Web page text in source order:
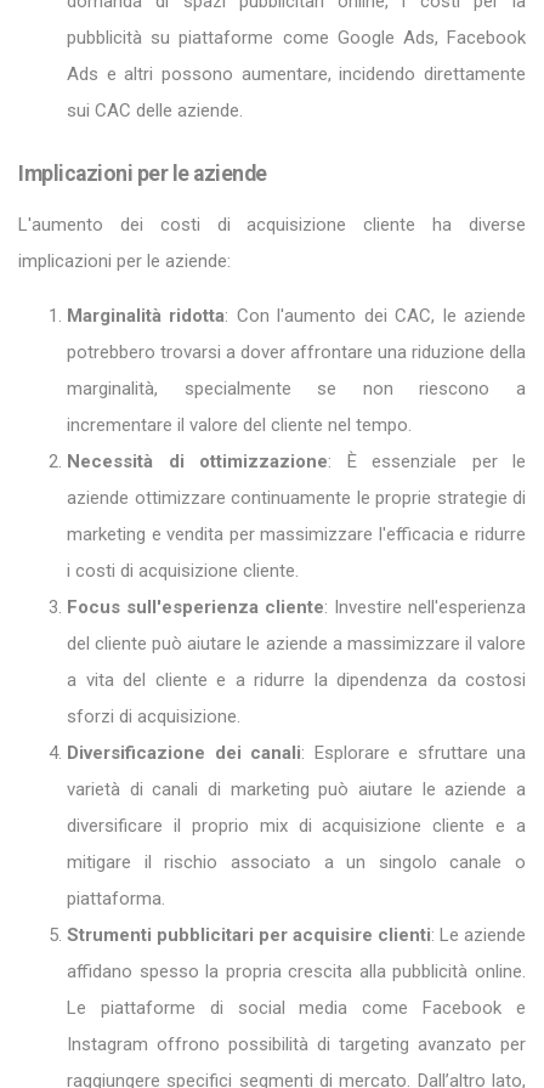
pubblicità su piattaforme come Google Ads, Facebook
Ads e altri possono aumentare, incidendo direttamente
sui CAC delle aziende.
Implicazioni per le aziende
L'aumento dei costi di acquisizione cliente ha diverse
implicazioni per le aziende:
Marginalità ridotta: Con l'aumento dei CAC, le aziende
potrebbero trovarsi a dover affrontare una riduzione della
marginalità, specialmente se non riescono a
incrementare il valore del cliente nel tempo.
Necessità di ottimizzazione: È essenziale per le
aziende ottimizzare continuamente le proprie strategie di
marketing e vendita per massimizzare l'efficacia e ridurre
i costi di acquisizione cliente.
Focus sull'esperienza cliente: Investire nell'esperienza
del cliente può aiutare le aziende a massimizzare il valore
a vita del cliente e a ridurre la dipendenza da costosi
sforzi di acquisizione.
Diversificazione dei canali: Esplorare e sfruttare una
varietà di canali di marketing può aiutare le aziende a
diversificare il proprio mix di acquisizione cliente e a
mitigare il rischio associato a un singolo canale o
piattaforma.
Strumenti pubblicitari per acquisire clienti: Le aziende
affidano spesso la propria crescita alla pubblicità online.
Le piattaforme di social media come Facebook e
Instagram offrono possibilità di targeting avanzato per
raggiungere specifici segmenti di mercato. Dall’altro lato,